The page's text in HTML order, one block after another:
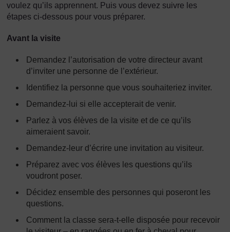
voulez qu’ils apprennent. Puis vous devez suivre les
étapes ci-dessous pour vous préparer.
Avant la visite
Demandez l’autorisation de votre directeur avant
d’inviter une personne de l’extérieur.
Identifiez la personne que vous souhaiteriez inviter.
Demandez-lui si elle accepterait de venir.
Parlez à vos élèves de la visite et de ce qu’ils
aimeraient savoir.
Demandez-leur d’écrire une invitation au visiteur.
Préparez avec vos élèves les questions qu’ils
voudront poser.
Décidez ensemble des personnes qui poseront les
questions.
Comment la classe sera-t-elle disposée pour recevoir